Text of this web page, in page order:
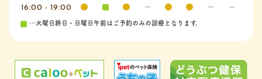
16:00 - 19:00
…火曜日終日・日曜日午前はご予約のみの診療となります。